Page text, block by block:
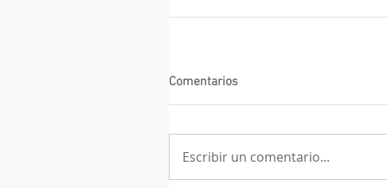
Comentarios
Escribir un comentario...